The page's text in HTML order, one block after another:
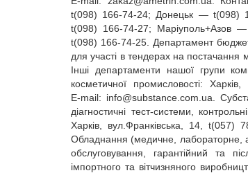
t(098) 166‑74‑24; Донецьк — t(098)
t(098) 166‑74‑27;
t(098) 166‑74‑25. Департамент
для участі в тендерах на постачання
Інші департаменти нашої групи
косметичної промисловості:
E‑mail: info@substance.com.ua .
діагностичні тест‑системи,
Харків, вул.Франківська, 14, t(057)
Обладнання (медичне, лабораторне,
обслуговування, гарантійний та
імпортного та вітчизняного